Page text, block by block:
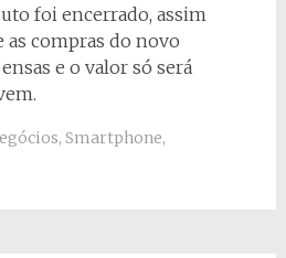
foi encerrado, assim
as compras do novo
e o valor só será
, Smartphone,